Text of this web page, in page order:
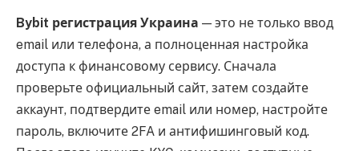
Bybit регистрация Украина — это не только ввод
email или телефона, а полноценная настройка
доступа к финансовому сервису. Сначала
проверьте официальный сайт, затем создайте
аккаунт, подтвердите email или номер, настройте
пароль, включите 2FA и антифишинговый код.